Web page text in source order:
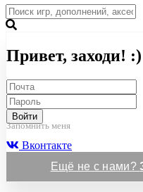
Привет, заходи! :)
Войти
Запомнить меня
Вконтакте
Ещё не с нами?